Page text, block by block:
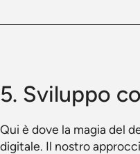
5. Sviluppo
Qui è dove la magia del
digitale. Il nostro